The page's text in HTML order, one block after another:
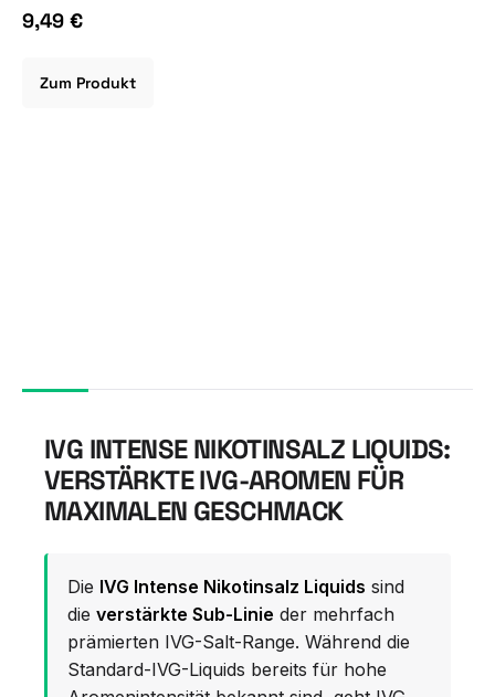
9,49 €
Zum Produkt
IVG INTENSE NIKOTINSALZ LIQUIDS:
VERSTÄRKTE IVG-AROMEN FÜR
MAXIMALEN GESCHMACK
Die IVG Intense Nikotinsalz Liquids sind
die verstärkte Sub-Linie der mehrfach
prämierten IVG-Salt-Range. Während die
Standard-IVG-Liquids bereits für hohe